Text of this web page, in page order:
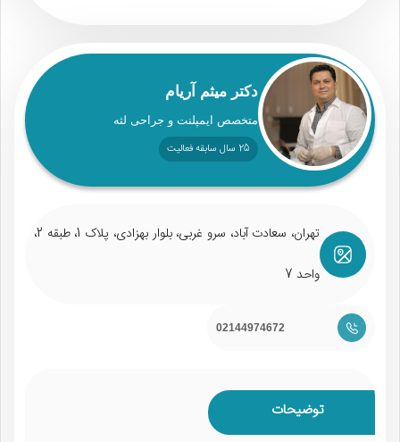
دکتر میثم آریام
متخصص ایمپلنت و جراحی لثه
25 سال سابقه فعالیت
تهران، سعادت آباد، سرو غربی، بلوار بهزادی، پلاک 1، طبقه 2،
واحد 7
02144974672
توضیحات